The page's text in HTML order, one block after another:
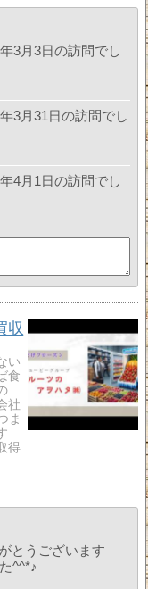
3月3日の訪問でし
3月31日の訪問でし
4月1日の訪問でし
収
い
食
社
ま
得
とうございます
^^*♪